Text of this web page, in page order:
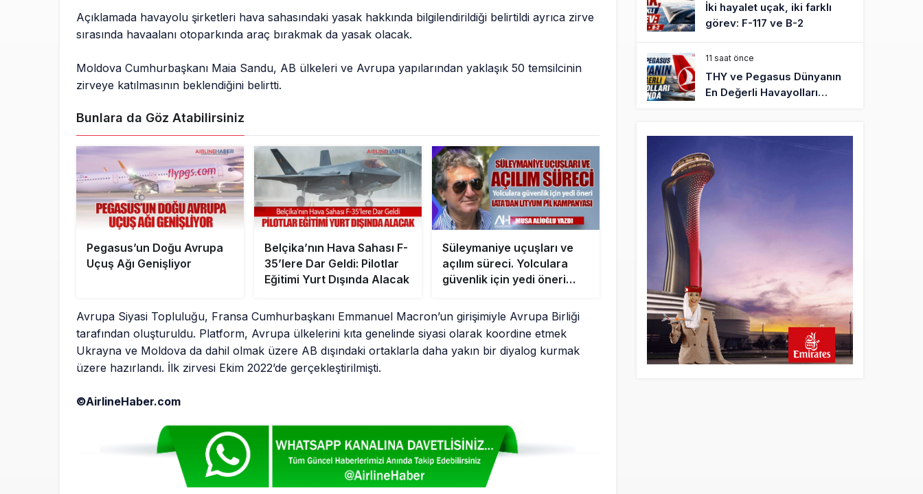
Açıklamada havayolu şirketleri hava sahasındaki yasak hakkında bilgilendirildiği belirtildi ayrıca zirve
sırasında havaalanı otoparkında araç bırakmak da yasak olacak.
Moldova Cumhurbaşkanı Maia Sandu, AB ülkeleri ve Avrupa yapılarından yaklaşık 50 temsilcinin
zirveye katılmasının beklendiğini belirtti.
Bunlara da Göz Atabilirsiniz
Pegasus’un Doğu Avrupa
Uçuş Ağı Genişliyor
Belçika’nın Hava Sahası F-
35’lere Dar Geldi: Pilotlar
Eğitimi Yurt Dışında Alacak
Süleymaniye uçuşları ve
açılım süreci. Yolculara
güvenlik için yedi öneri
kampanyası
Avrupa Siyasi Topluluğu, Fransa Cumhurbaşkanı Emmanuel Macron’un girişimiyle Avrupa Birliği
tarafından oluşturuldu. Platform, Avrupa ülkelerini kıta genelinde siyasi olarak koordine etmek
Ukrayna ve Moldova da dahil olmak üzere AB dışındaki ortaklarla daha yakın bir diyalog kurmak
üzere hazırlandı. İlk zirvesi Ekim 2022’de gerçekleştirilmişti.
©AirlineHaber.com
İki hayalet uçak, iki farklı
görev: F-117 ve B-2
11 saat önce
THY ve Pegasus Dünyanın
En Değerli Havayolları
Fly Baghdad ABD yaptırım
listesinden çıkarıldı
13 saat önce
Elektrikli uçaklar Avrupa’da
kısa rotalara hazırlanıyor
Trump’ı taşıyan Marine One,
yolcu uçağına fazla yaklaştı
14 saat önce
Emirates A380 yolcu